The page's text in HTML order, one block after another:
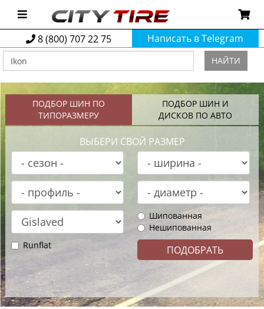
8 (800) 707 22 75 Написать в Telegram
НАЙТИ
ПОДБОР ШИН ПО
ТИПОРАЗМЕРУ
ПОДБОР ШИН И
ДИСКОВ ПО АВТО
ВЫБЕРИ СВОЙ РАЗМЕР
Шипованная
Нешипованная
Runflat